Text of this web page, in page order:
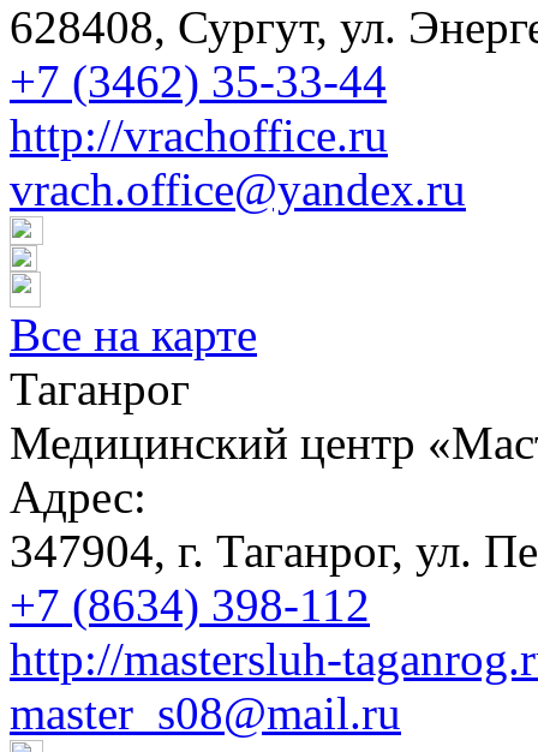
628408, Сургут, ул.
+7 (3462) 35-33-44
http://vrachoffice.ru
vrach.office@yandex.ru
Все на карте
Таганрог
Медицинский центр
Адрес:
347904, г. Таганрог, ул.
+7 (8634) 398-112
http://mastersluh-
master_s08@mail.ru